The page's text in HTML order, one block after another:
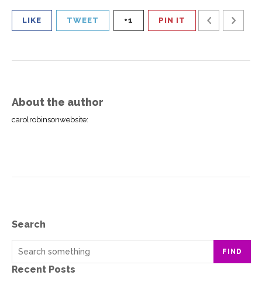
LIKE TWEET +1 PIN IT
About the author
carolrobinsonwebsite:
Search
FIND
Recent Posts